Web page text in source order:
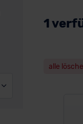
1
alle